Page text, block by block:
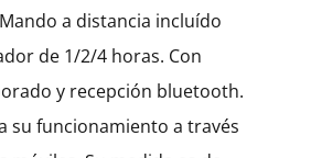
a distancia incluído
de 1/2/4 horas. Con
y recepción bluetooth.
su funcionamiento a través